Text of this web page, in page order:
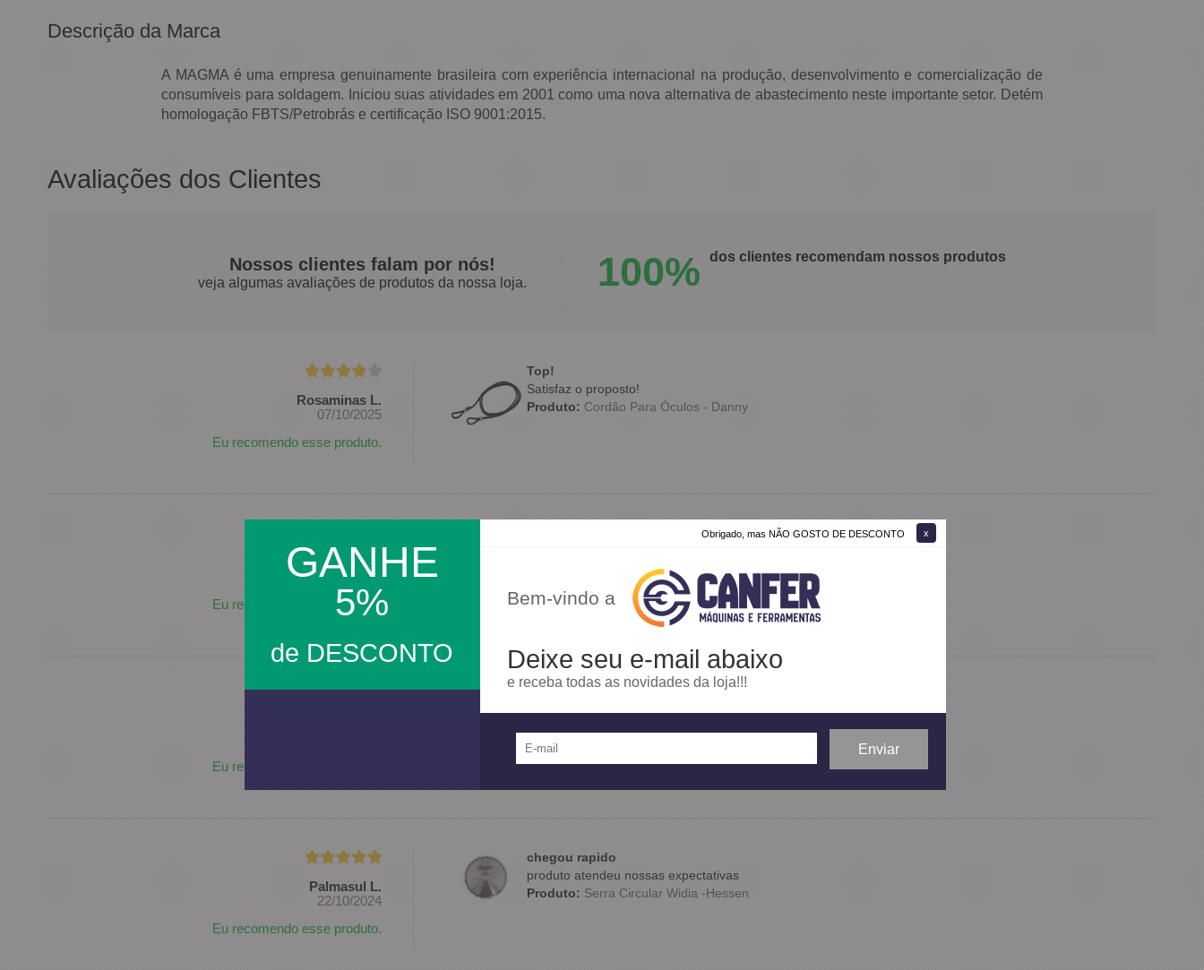
Obrigado, mas NÃO GOSTO DE DESCONTO
GANHE
5%
de DESCONTO
Bem-vindo a
Deixe seu e-mail abaixo
e receba todas as novidades da loja!!!
Descrição da Marca
A MAGMA é uma empresa genuinamente brasileira com experiência internacional na produção, desenvolvimento e comercialização de
consumíveis para soldagem. Iniciou suas atividades em 2001 como uma nova alternativa de abastecimento neste importante setor. Detém
homologação FBTS/Petrobrás e certificação ISO 9001:2015.
Avaliações dos Clientes
Nossos clientes falam por nós!
veja algumas avaliações de produtos da nossa loja. 100% dos clientes recomendam nossos produtos
Rosaminas L.
07/10/2025
Eu recomendo esse produto.
Top!
Satisfaz o proposto!
Produto:Cordão Para Óculos - Danny
Luís P.
28/07/2025
Eu recomendo esse produto.
Muito bom!!! Atendeu minhas expectativas!
Chegou antes do prazo, bem embalado, produto de ótima qualidade.
Bota Borracha Cano 35cm Bico Aço - Bata
Eu recomendo esse produto.
O produto já conheço e é muito bom, recomendo a todos.
Produto:Bomba Graxa 20kg Manual 8022 - Bozza
Palmasul L.
22/10/2024
Eu recomendo esse produto.
chegou rapido
produto atendeu nossas expectativas
Produto:Serra Circular Widia -Hessen